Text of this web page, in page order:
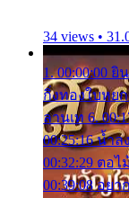
34 views •
1. 00:00:00 ยิ
กิ่งทองใบหยก
ลานเท 6.
00:25:16 น้ำ
00:32:29 ตอ
00:39:08 อยา